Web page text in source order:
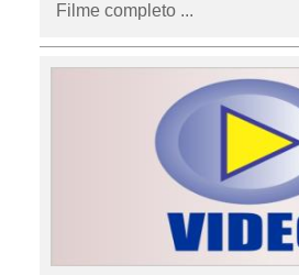
Filme completo ...